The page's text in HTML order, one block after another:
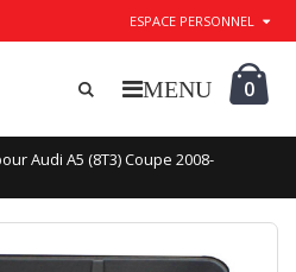
ESPACE PERSONNEL
0
Audi A5 (8T3) Coupe 2008-